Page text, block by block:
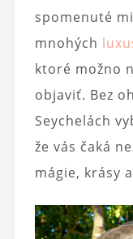
spomenuté
mnohých
ktoré možno
objaviť. Bez
Seychelách
že vás čaká
mágie, krásy